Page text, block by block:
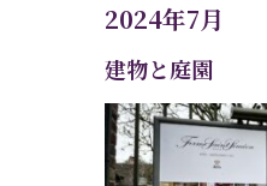
2024年7月
建物と庭園